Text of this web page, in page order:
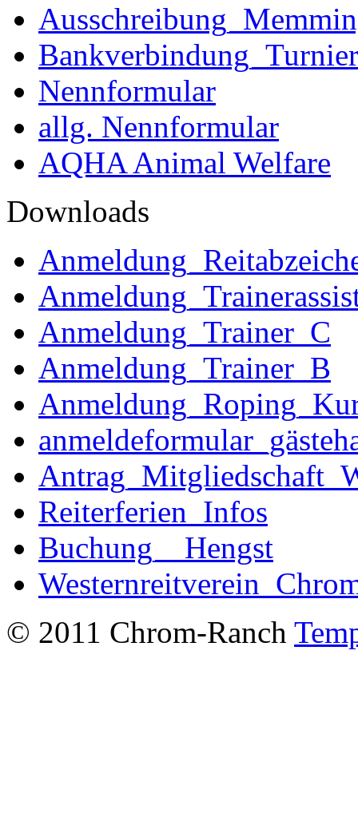
Nennformular
allg. Nennformular
AQHA Animal Welfare
Downloads
Anmeldung_Trainer_C
Anmeldung_Trainer_B
Reiterferien_Infos
Buchung__Hengst
© 2011 Chrom-Ranch